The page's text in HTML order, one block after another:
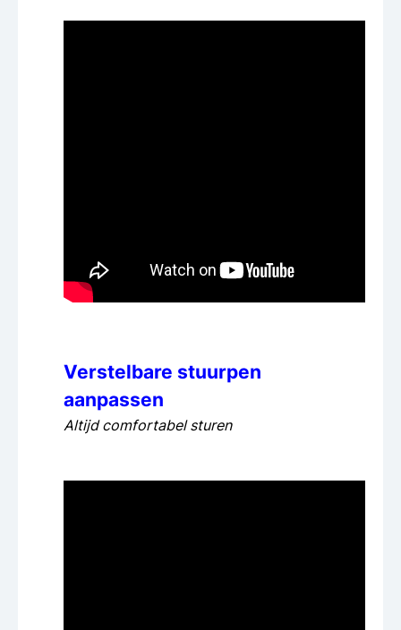
Verstelbare stuurpen
aanpassen
Altijd comfortabel sturen